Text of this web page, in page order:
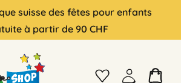
suisse des fêtes pour enfants
à partir de 90 CHF